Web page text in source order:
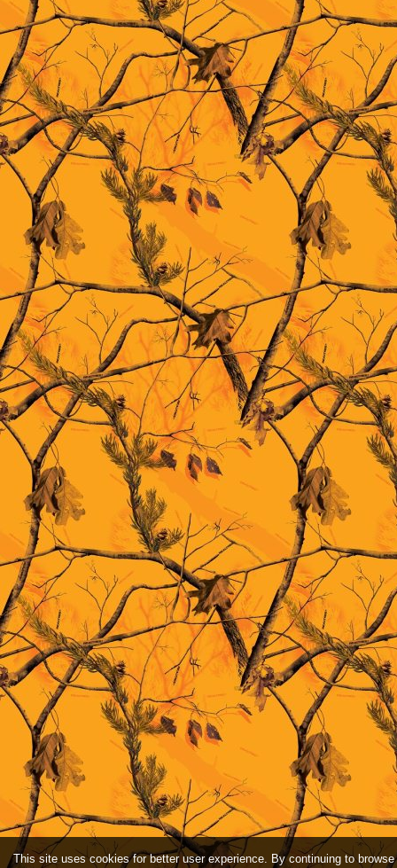
This site uses cookies for better user experience. By continuing to